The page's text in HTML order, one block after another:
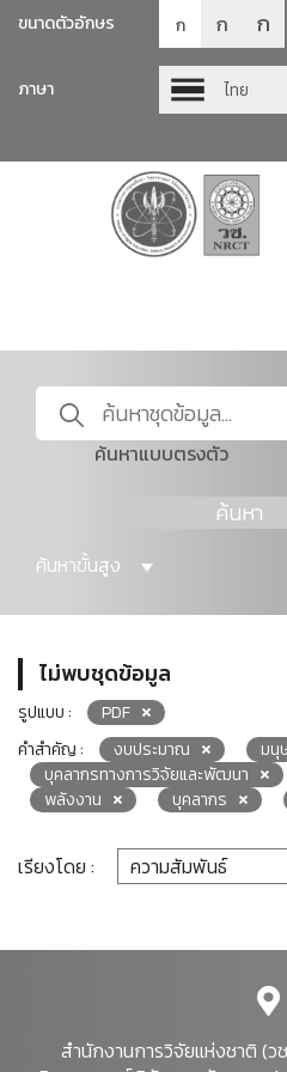
ขนาดตัวอักษร ก ก ก
ภาษา
ไทย
ค้นหาแบบตรงตัว
ค้นหา
ค้นหาขั้นสูง
ไม่พบชุดข้อมูล
รูปแบบ :
PDF
คำสำคัญ :
งบประมาณ มนุ
บุคลากรทางการวิจัยและพัฒนา
พลังงาน
บุคลากร
เรียงโดย :
สำนักงานการวิจัยแห่งชาติ (ว